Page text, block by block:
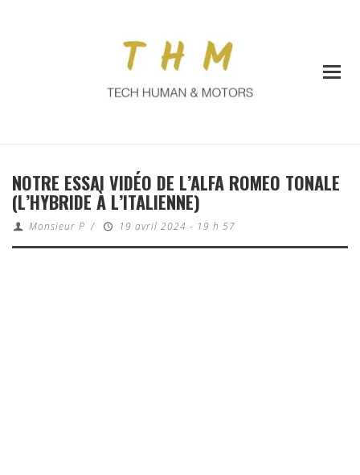
NOTRE ESSAI VIDÉO DE L’ALFA ROMEO TONALE
(L’HYBRIDE À L’ITALIENNE)
Monsieur P / 19 avril 2024 - 19 h 57